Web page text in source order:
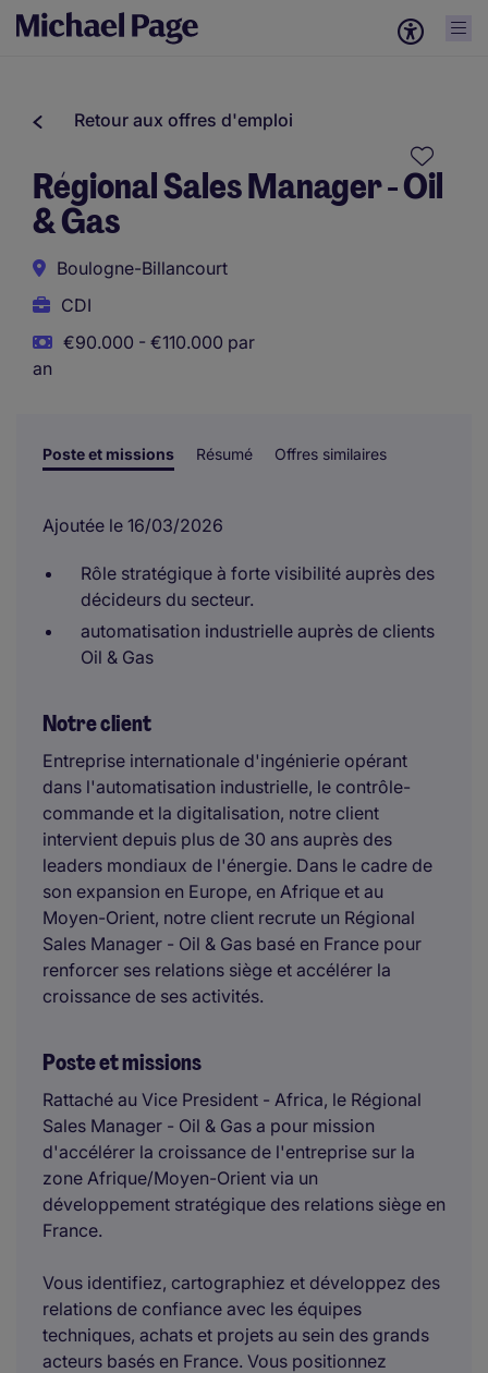
Retour aux offres d'emploi
Régional Sales Manager - Oil
& Gas
Boulogne-Billancourt
CDI
€90.000 - €110.000 par
an
Poste et missions Résumé Offres similaires
Ajoutée le 16/03/2026
Rôle stratégique à forte visibilité auprès des
décideurs du secteur.
automatisation industrielle auprès de clients
Oil & Gas
Notre client
Entreprise internationale d'ingénierie opérant
dans l'automatisation industrielle, le contrôle-
commande et la digitalisation, notre client
intervient depuis plus de 30 ans auprès des
leaders mondiaux de l'énergie. Dans le cadre de
son expansion en Europe, en Afrique et au
Moyen-Orient, notre client recrute un Régional
Sales Manager - Oil & Gas basé en France pour
renforcer ses relations siège et accélérer la
croissance de ses activités.
Poste et missions
Rattaché au Vice President - Africa, le Régional
Sales Manager - Oil & Gas a pour mission
d'accélérer la croissance de l'entreprise sur la
zone Afrique/Moyen-Orient via un
développement stratégique des relations siège en
France.
Vous identifiez, cartographiez et développez des
relations de confiance avec les équipes
techniques, achats et projets au sein des grands
acteurs basés en France. Vous positionnez